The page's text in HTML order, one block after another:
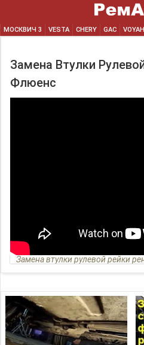
МОСКВИЧ 3 VESTA CHERY GAC VOYAH
Замена Втулки
Флюенс
Замена втулки рулевой рейки